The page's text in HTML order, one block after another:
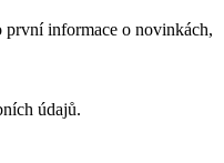
první informace o novinkách,
údajů.